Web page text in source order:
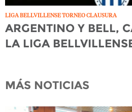
LIGA BELLVILLENSE TORNEO CLAUSURA
ARGENTINO Y BELL,
LA LIGA
MÁS NOTICIAS